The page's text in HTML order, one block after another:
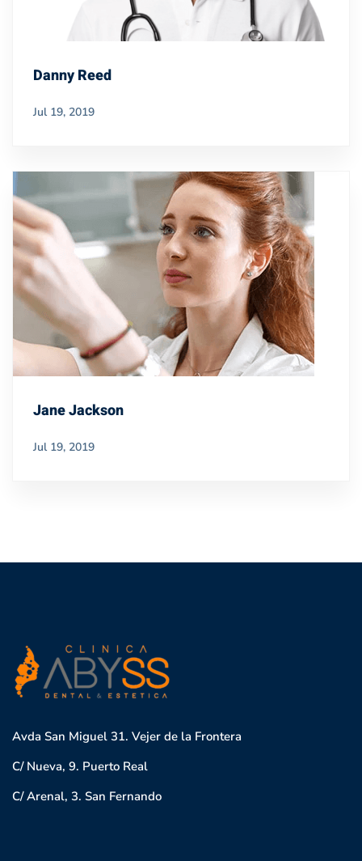
Danny Reed
Jul 19, 2019
Jane Jackson
Jul 19, 2019
Avda San Miguel 31. Vejer de la Frontera
C/ Nueva, 9. Puerto Real
C/ Arenal, 3. San Fernando